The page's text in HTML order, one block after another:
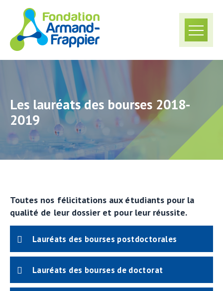
Les lauréats des bourses 2018-
2019
Toutes nos félicitations aux étudiants pour la
qualité de leur dossier et pour leur réussite.
Lauréats des bourses postdoctorales
Lauréats des bourses de doctorat